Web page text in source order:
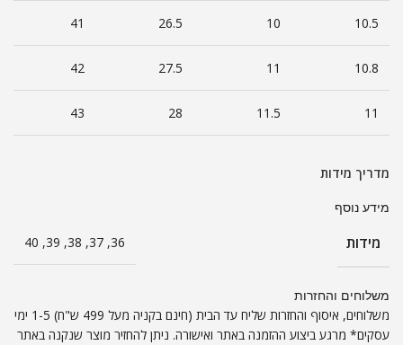
10.5
10
26.5
41
10.8
11
27.5
42
11
11.5
28
43
מדריך מידות
מידע נוסף
מידות 36, 37, 38, 39, 40
משלוחים והחזרות
משלוחים, איסוף והחזרות שליח עד הבית (חינם בקניה מעל 499 ש"ח) 1-5 ימי
עסקים* מרגע ביצוע ההזמנה באתר ואישורה. ניתן להחזיר מוצר שנקנה באתר